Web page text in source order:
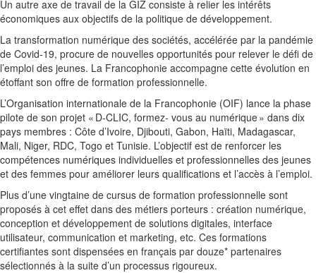
Un autre axe de travail de la GIZ consiste à relier les intérêts
économiques aux objectifs de la politique de développement.
La transformation numérique des sociétés, accélérée par la pandémie
de Covid-19, procure de nouvelles opportunités pour relever le défi de
l’emploi des jeunes. La Francophonie accompagne cette évolution en
étoffant son offre de formation professionnelle.
L’Organisation internationale de la Francophonie (OIF) lance la phase
pilote de son projet « D-CLIC, formez- vous au numérique » dans dix
pays membres : Côte d’Ivoire, Djibouti, Gabon, Haïti, Madagascar,
Mali, Niger, RDC, Togo et Tunisie. L’objectif est de renforcer les
compétences numériques individuelles et professionnelles des jeunes
et des femmes pour améliorer leurs qualifications et l’accès à l’emploi.
Plus d’une vingtaine de cursus de formation professionnelle sont
proposés à cet effet dans des métiers porteurs : création numérique,
conception et développement de solutions digitales, interface
utilisateur, communication et marketing, etc. Ces formations
certifiantes sont dispensées en français par douze* partenaires
sélectionnés à la suite d’un processus rigoureux.